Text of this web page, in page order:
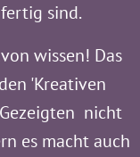
sind.
wissen! Das
'Kreativen
nicht
es macht auch